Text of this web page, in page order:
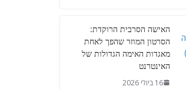
האישה הסרבית הרוקדת:
הסרטון המוזר שהפך לאחת
מאגדות האימה הגדולות של
האינטרנט
16 ביולי 2026